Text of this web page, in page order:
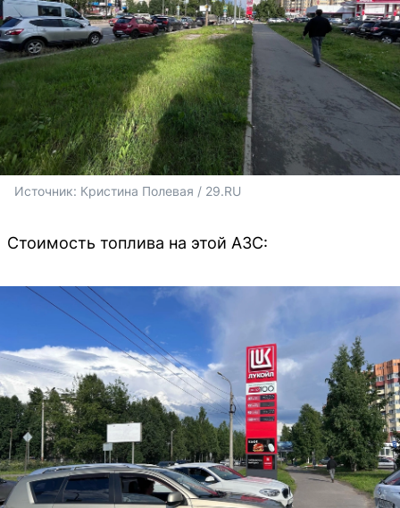
Источник: Кристина Полевая / 29.RU
Стоимость топлива на этой АЗС: